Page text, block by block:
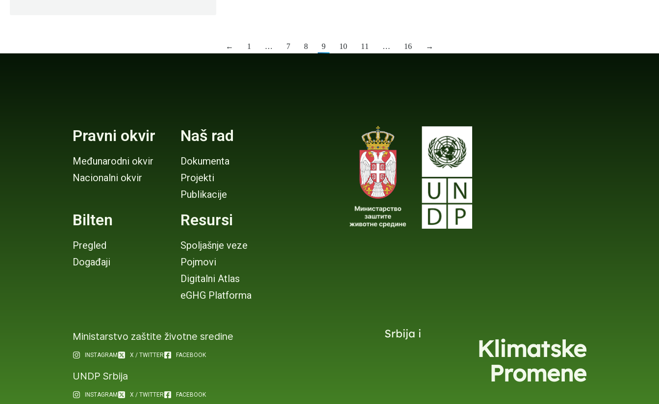
← 1 … 7 8 9 10 11 … 16 →
Pravni okvir
Međunarodni okvir
Nacionalni okvir
Naš rad
Dokumenta
Projekti
Publikacije
Bilten
Pregled
Događaji
Resursi
Spoljašnje veze
Pojmovi
Digitalni Atlas
eGHG Platforma
Ministarstvo zaštite životne sredine
INSTAGRAM X / TWITTER FACEBOOK
UNDP Srbija
INSTAGRAM X / TWITTER FACEBOOK
Srbija i
Klimatske
Promene